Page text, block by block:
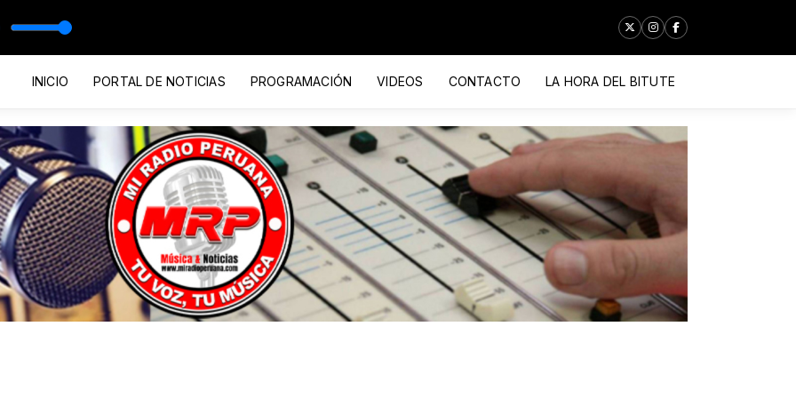
(lloraras
INICIO PORTAL DE NOTICIAS PROGRAMACIÓN VIDEOS CONTACTO LA HORA DEL BITUTE